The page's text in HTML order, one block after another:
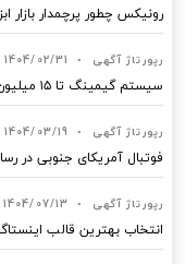
رونیکس چطور پرچمدار بازار
رپورتاژ آگهی •
1404/02/31
سیستم گیمینگ تا ۱۵ میلیون تومان
رپورتاژ آگهی •
1404/03/19
فوتبال آمریکای جنوبی در
رپورتاژ آگهی •
1404/07/13
انتخاب بهترین قالب‌